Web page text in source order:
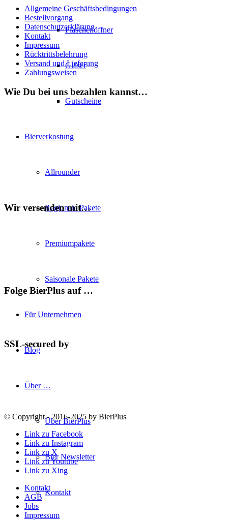
Flaschenöffner
Gläser
Gutscheine
Bierverkostung
Allrounder
Regionale Pakete
Premiumpakete
Saisonale Pakete
Für Unternehmen
Blog
Über …
Über BierPlus
Bier Newsletter
Kontakt
Allgemeine Geschäftsbedingungen
Bestellvorgang
Datenschutzerklärung
Kontakt
Impressum
Rücktrittsbelehrung
Versand und Lieferung
Zahlungsweisen
Wie Du bei uns bezahlen kannst…
Wir versenden mit…
Folge BierPlus auf …
SSL-secured by
© Copyright - 2016-2025 by BierPlus
Link zu Facebook
Link zu Instagram
Link zu X
Link zu Youtube
Link zu Xing
Kontakt
AGB
Jobs
Impressum